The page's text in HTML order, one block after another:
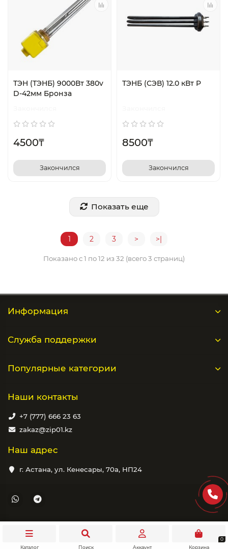
ТЭН (ТЭНБ) 9000Вт 380v
D-42мм Бронза
4500₸
Закончился
ТЭНБ (СЭВ) 12.0 кВт P
8500₸
Закончился
Показать еще
1 2 3 > >|
Показано с 1 по 12 из 32 (всего 3 страниц)
Информация
Служба поддержки
Популярные категории
Наши контакты
+7 (777) 666 23 63
zakaz@zip01.kz
Наш адрес
г. Астана, ул. Кенесары, 70а, НП24
Каталог Поиск Аккаунт
0
Корзина